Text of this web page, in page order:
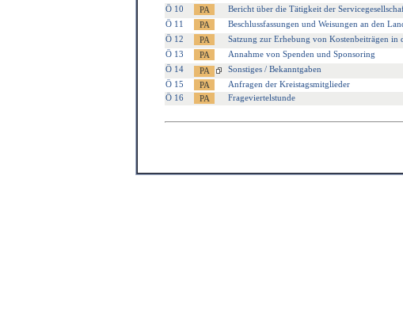
Ö 10
Bericht über die Tätigkeit der
Ö 11
Beschlussfassungen und Weisungen an den
Ö 12
Satzung zur Erhebung von Kostenbeiträgen in
Ö 13
Annahme von Spenden und Sponsoring
Ö 14
Sonstiges / Bekanntgaben
Ö 15
Anfragen der Kreistagsmitglieder
Ö 16
Frageviertelstunde